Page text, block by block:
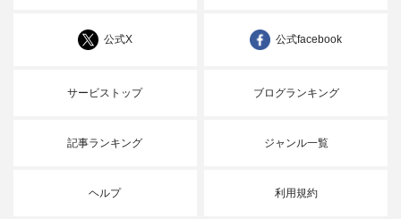
公式X 公式facebook
サービストップ ブログランキング
記事ランキング ジャンル一覧
ヘルプ 利用規約